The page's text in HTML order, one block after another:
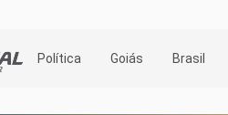
Política Goiás Brasil